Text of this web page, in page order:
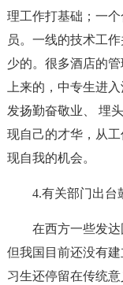
理工作打基础；一
员。一线的技术工
少的。很多酒店的
上来的，中专生进
发扬勤奋敬业、 埋
现自己的才华，从
现自我的机会。
4.有关部门出台
在西方一些发
但我国目前还没有
习生还停留在传统